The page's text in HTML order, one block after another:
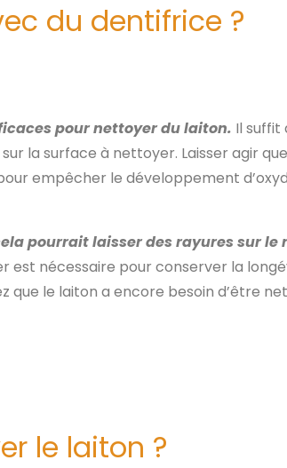
du dentifrice ?
pour nettoyer du laiton. Il suffit
la surface à nettoyer. Laisser agir
empêcher le développement
pourrait laisser des rayures sur le
nécessaire pour conserver la
le laiton a encore besoin d’être
le laiton ?